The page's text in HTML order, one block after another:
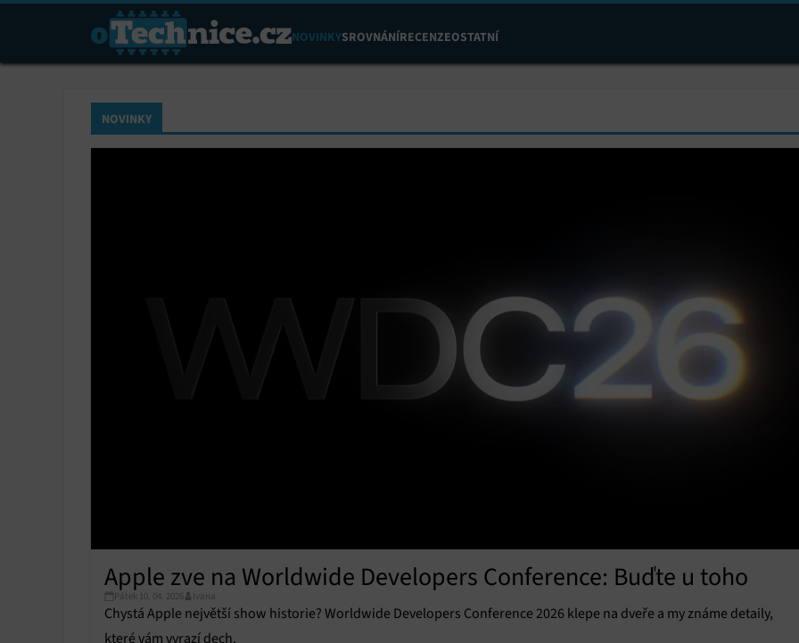
NOVINKYSROVNÁNÍRECENZEOSTATNÍ
NOVINKY
Apple zve na Worldwide Developers Conference: Buďte u toho
Pátek 10. 04. 2026 Ivana
Chystá Apple největší show historie? Worldwide Developers Conference 2026 klepe na dveře a my známe detaily,
které vám vyrazí dech.